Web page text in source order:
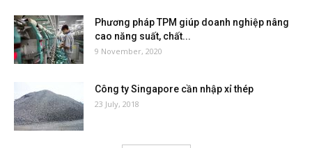
Phương pháp TPM giúp doanh nghiệp nâng
cao năng suất, chất...
9 November, 2020
Công ty Singapore cần nhập xỉ thép
23 July, 2018